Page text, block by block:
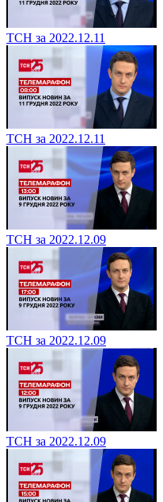
ТСН за 2022.12.11
ТСН за 2022.12.11
ТСН за 2022.12.09
ТСН за 2022.12.09
ТСН за 2022.12.09